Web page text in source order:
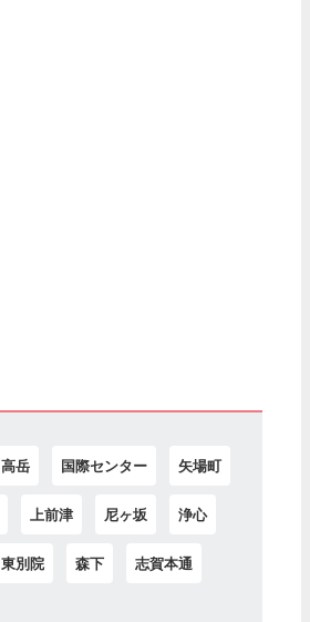
高岳 国際センター 矢場町
上前津 尼ヶ坂 浄心
東別院 森下 志賀本通